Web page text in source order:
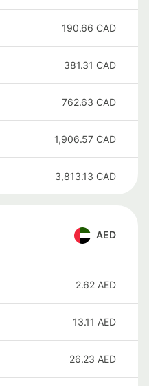
190.66 CAD
381.31 CAD
762.63 CAD
1,906.57 CAD
3,813.13 CAD
AED
2.62 AED
13.11 AED
26.23 AED